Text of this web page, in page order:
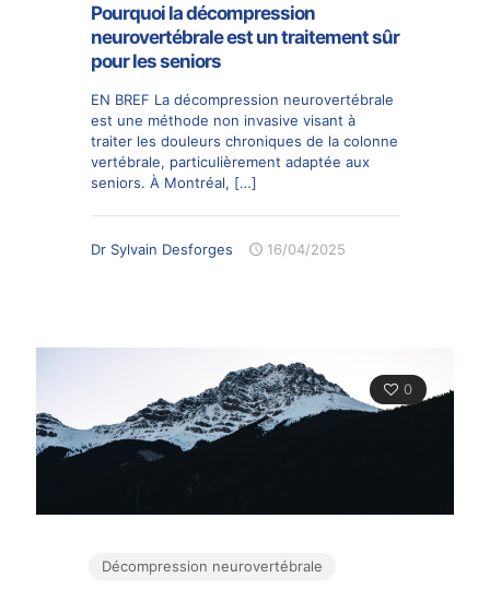
Pourquoi la décompression
neurovertébrale est un traitement sûr
pour les seniors
EN BREF La décompression neurovertébrale
est une méthode non invasive visant à
traiter les douleurs chroniques de la colonne
vertébrale, particulièrement adaptée aux
seniors. À Montréal, […]
Dr Sylvain Desforges 16/04/2025
0
Décompression neurovertébrale